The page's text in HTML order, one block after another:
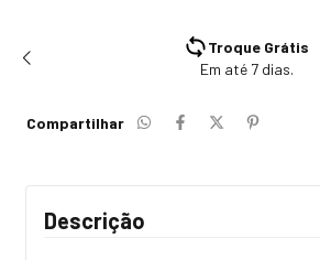
Troque Grátis
Em até 7 dias.
Compartilhar
Descrição